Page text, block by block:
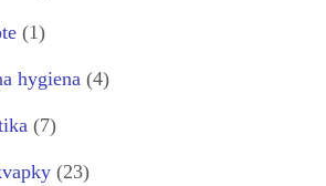
(1)
hygiena (4)
(7)
(23)